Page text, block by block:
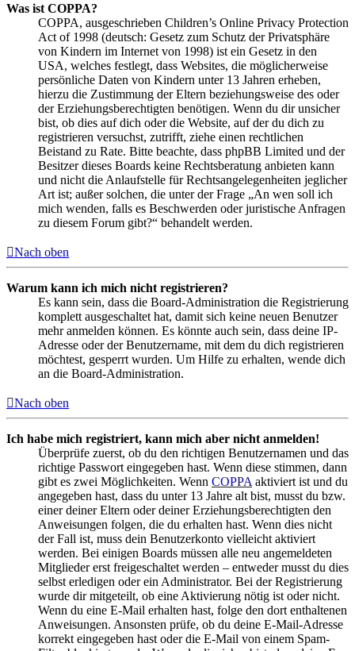
Was ist COPPA?
COPPA, ausgeschrieben Children’s Online Privacy Protection
Act of 1998 (deutsch: Gesetz zum Schutz der Privatsphäre
von Kindern im Internet von 1998) ist ein Gesetz in den
USA, welches festlegt, dass Websites, die möglicherweise
persönliche Daten von Kindern unter 13 Jahren erheben,
hierzu die Zustimmung der Eltern beziehungsweise des oder
der Erziehungsberechtigten benötigen. Wenn du dir unsicher
bist, ob dies auf dich oder die Website, auf der du dich zu
registrieren versuchst, zutrifft, ziehe einen rechtlichen
Beistand zu Rate. Bitte beachte, dass phpBB Limited und der
Besitzer dieses Boards keine Rechtsberatung anbieten kann
und nicht die Anlaufstelle für Rechtsangelegenheiten jeglicher
Art ist; außer solchen, die unter der Frage „An wen soll ich
mich wenden, falls es Beschwerden oder juristische Anfragen
zu diesem Forum gibt?“ behandelt werden.
Nach oben
Warum kann ich mich nicht registrieren?
Es kann sein, dass die Board-Administration die Registrierung
komplett ausgeschaltet hat, damit sich keine neuen Benutzer
mehr anmelden können. Es könnte auch sein, dass deine IP-
Adresse oder der Benutzername, mit dem du dich registrieren
möchtest, gesperrt wurden. Um Hilfe zu erhalten, wende dich
an die Board-Administration.
Nach oben
Ich habe mich registriert, kann mich aber nicht anmelden!
Überprüfe zuerst, ob du den richtigen Benutzernamen und das
richtige Passwort eingegeben hast. Wenn diese stimmen, dann
gibt es zwei Möglichkeiten. Wenn COPPA aktiviert ist und du
angegeben hast, dass du unter 13 Jahre alt bist, musst du bzw.
einer deiner Eltern oder deiner Erziehungsberechtigten den
Anweisungen folgen, die du erhalten hast. Wenn dies nicht
der Fall ist, muss dein Benutzerkonto vielleicht aktiviert
werden. Bei einigen Boards müssen alle neu angemeldeten
Mitglieder erst freigeschaltet werden – entweder musst du dies
selbst erledigen oder ein Administrator. Bei der Registrierung
wurde dir mitgeteilt, ob eine Aktivierung nötig ist oder nicht.
Wenn du eine E-Mail erhalten hast, folge den dort enthaltenen
Anweisungen. Ansonsten prüfe, ob du deine E-Mail-Adresse
korrekt eingegeben hast oder die E-Mail von einem Spam-